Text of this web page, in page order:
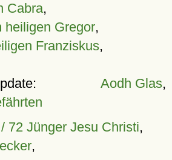
Cabra,
heiligen Gregor,
Franziskus,
Aodh Glas,
72 Jünger Jesu Christi,
,